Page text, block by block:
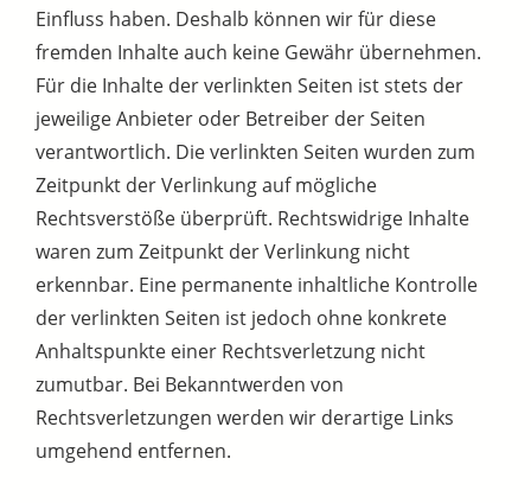
Einfluss haben. Deshalb können wir für diese
fremden Inhalte auch keine Gewähr übernehmen.
Für die Inhalte der verlinkten Seiten ist stets der
jeweilige Anbieter oder Betreiber der Seiten
verantwortlich. Die verlinkten Seiten wurden zum
Zeitpunkt der Verlinkung auf mögliche
Rechtsverstöße überprüft. Rechtswidrige Inhalte
waren zum Zeitpunkt der Verlinkung nicht
erkennbar. Eine permanente inhaltliche Kontrolle
der verlinkten Seiten ist jedoch ohne konkrete
Anhaltspunkte einer Rechtsverletzung nicht
zumutbar. Bei Bekanntwerden von
Rechtsverletzungen werden wir derartige Links
umgehend entfernen.